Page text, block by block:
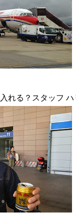
れる？スタッフ ハ